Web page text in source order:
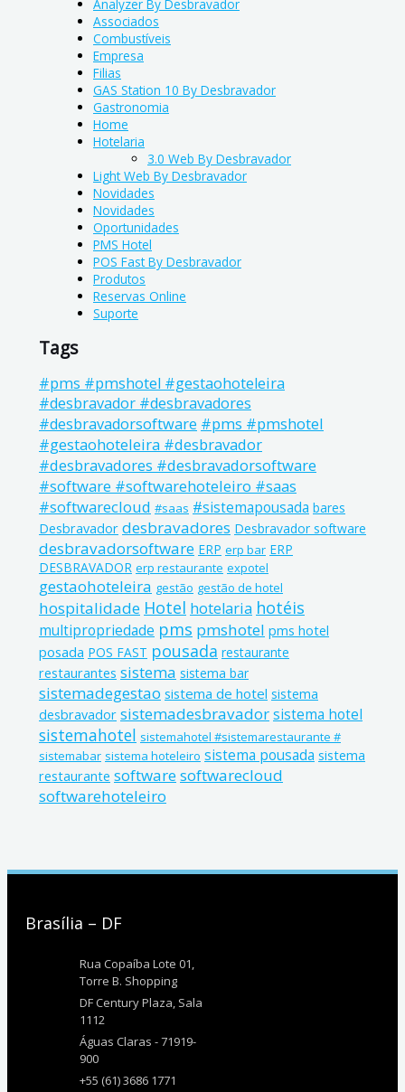
Analyzer By Desbravador
Associados
Combustíveis
Empresa
Filias
GAS Station 10 By Desbravador
Gastronomia
Home
Hotelaria
3.0 Web By Desbravador
Light Web By Desbravador
Novidades
Novidades
Oportunidades
PMS Hotel
POS Fast By Desbravador
Produtos
Reservas Online
Suporte
Tags
#pms #pmshotel #gestaohoteleira
#desbravador #desbravadores
#desbravadorsoftware #pms #pmshotel
#gestaohoteleira #desbravador
#desbravadores #desbravadorsoftware
#software #softwarehoteleiro #saas
#softwarecloud #saas #sistemapousada bares
Desbravador desbravadores Desbravador software
desbravadorsoftware ERP erp bar ERP
DESBRAVADOR erp restaurante expotel
gestaohoteleira gestão gestão de hotel
hospitalidade Hotel hotelaria hotéis
multipropriedade pms pmshotel pms hotel
posada POS FAST pousada restaurante
restaurantes sistema sistema bar
sistemadegestao sistema de hotel sistema
desbravador sistemadesbravadorsistema hotel
sistemahotel sistemahotel #sistemarestaurante #
sistemabar sistema hoteleiro sistema pousada sistema
restaurante softwaresoftwarecloud
softwarehoteleiro
Brasília – DF
Rua Copaíba Lote 01,
Torre B. Shopping
DF Century Plaza, Sala
1112
Águas Claras - 71919-
900
+55 (61) 3686 1771